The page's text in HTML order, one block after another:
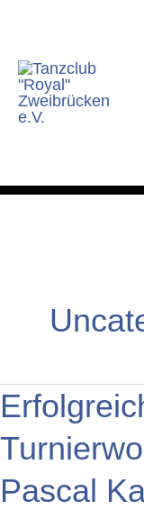
Pascal
Erfolgreiches
Turnierwochenende
für
Pascal
Kahn
und